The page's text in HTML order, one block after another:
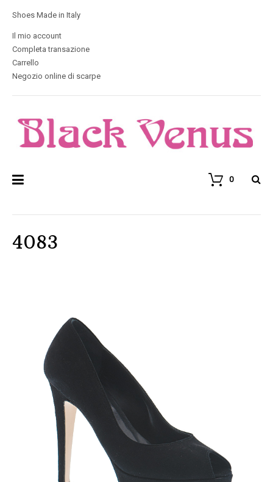
Shoes Made in Italy
Il mio account
Completa transazione
Carrello
Negozio online di scarpe
0
4083